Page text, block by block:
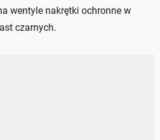
wentyle nakrętki ochronne w
czarnych.